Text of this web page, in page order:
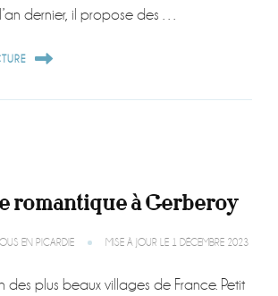
dernier, il propose des …
romantique à Gerberoy
EN PICARDIE MISE À JOUR LE 1 DÉCEMBRE 2023
des plus beaux villages de France. Petit